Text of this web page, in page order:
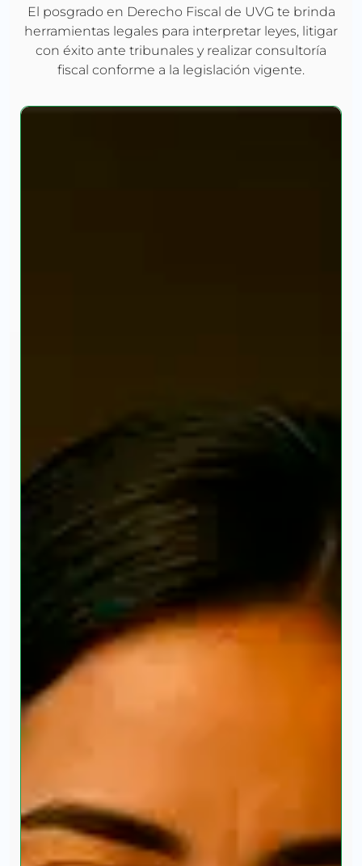
El posgrado en Derecho Fiscal de UVG te brinda
herramientas legales para interpretar leyes, litigar
con éxito ante tribunales y realizar consultoría
fiscal conforme a la legislación vigente.